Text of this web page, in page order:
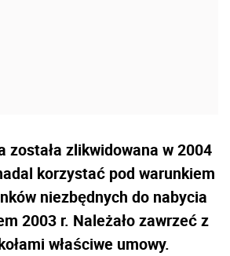
została zlikwidowana w 2004
korzystać pod warunkiem
niezbędnych do nabycia
2003 r. Należało zawrzeć z
właściwe umowy.